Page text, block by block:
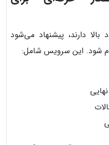
بالا دارند، پیشنهاد می‌شود
شود. این سرویس شامل: